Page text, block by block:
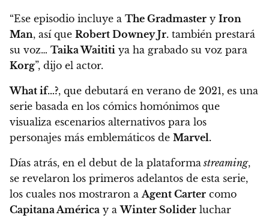
“Ese episodio incluye a The Gradmaster y Iron
Man, así que Robert Downey Jr. también prestará
su voz… Taika Waititi ya ha grabado su voz para
Korg”, dijo el actor.
What if…?, que debutará en verano de 2021, es una
serie basada en los cómics homónimos que
visualiza escenarios alternativos para los
personajes más emblemáticos de Marvel.
Días atrás, en el debut de la plataforma streaming,
se revelaron los primeros adelantos de esta serie,
los cuales nos mostraron a Agent Carter como
Capitana América y aWinter Solider luchar